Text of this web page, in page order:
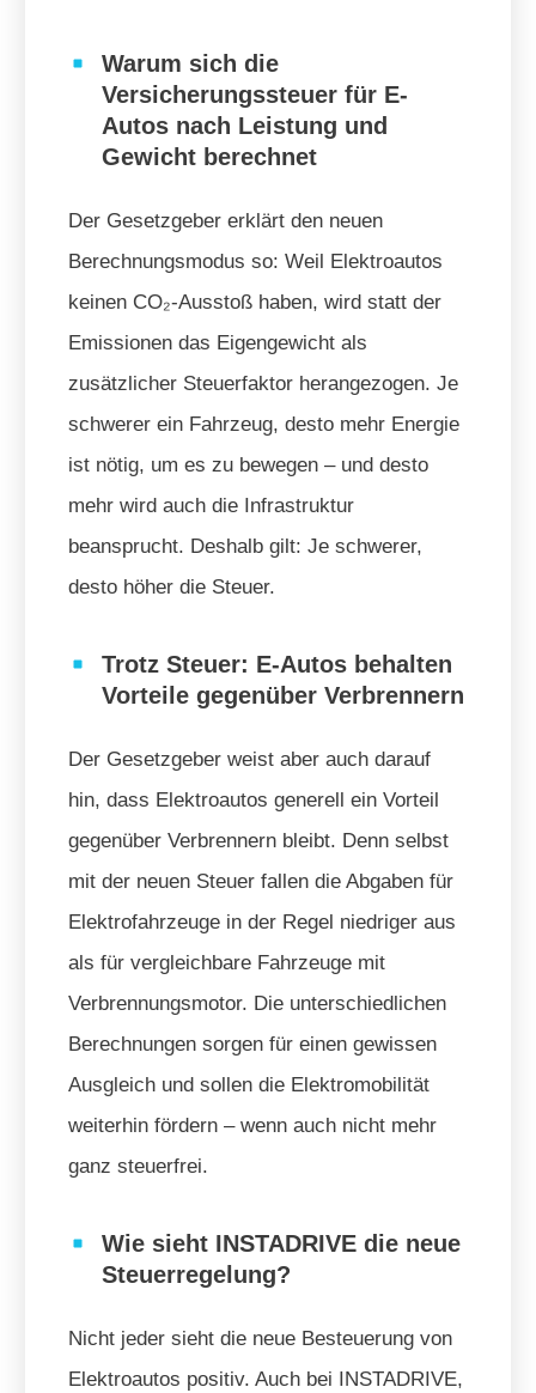
Warum sich die
Versicherungssteuer für E-
Autos nach Leistung und
Gewicht berechnet
Der Gesetzgeber erklärt den neuen
Berechnungsmodus so: Weil Elektroautos
keinen CO₂-Ausstoß haben, wird statt der
Emissionen das Eigengewicht als
zusätzlicher Steuerfaktor herangezogen. Je
schwerer ein Fahrzeug, desto mehr Energie
ist nötig, um es zu bewegen – und desto
mehr wird auch die Infrastruktur
beansprucht. Deshalb gilt: Je schwerer,
desto höher die Steuer.
Trotz Steuer: E-Autos behalten
Vorteile gegenüber Verbrennern
Der Gesetzgeber weist aber auch darauf
hin, dass Elektroautos generell ein Vorteil
gegenüber Verbrennern bleibt. Denn selbst
mit der neuen Steuer fallen die Abgaben für
Elektrofahrzeuge in der Regel niedriger aus
als für vergleichbare Fahrzeuge mit
Verbrennungsmotor. Die unterschiedlichen
Berechnungen sorgen für einen gewissen
Ausgleich und sollen die Elektromobilität
weiterhin fördern – wenn auch nicht mehr
ganz steuerfrei.
Wie sieht INSTADRIVE die neue
Steuerregelung?
Nicht jeder sieht die neue Besteuerung von
Elektroautos positiv. Auch bei INSTADRIVE,